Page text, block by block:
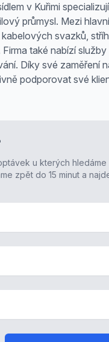
v Kuřimi
průmysl. Mezi hlavní
svazků,
také nabízí služby
Díky své zaměření
podporovat své
u kterých hledáme
zpět do 15 minut a